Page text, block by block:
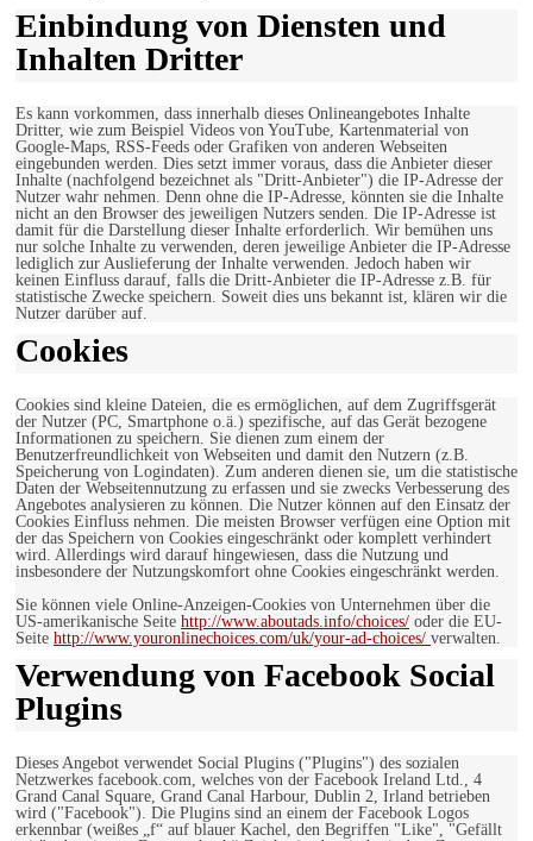
Einbindung von Diensten und
Inhalten Dritter
Es kann vorkommen, dass innerhalb dieses Onlineangebotes Inhalte
Dritter, wie zum Beispiel Videos von YouTube, Kartenmaterial von
Google-Maps, RSS-Feeds oder Grafiken von anderen Webseiten
eingebunden werden. Dies setzt immer voraus, dass die Anbieter dieser
Inhalte (nachfolgend bezeichnet als "Dritt-Anbieter") die IP-Adresse der
Nutzer wahr nehmen. Denn ohne die IP-Adresse, könnten sie die Inhalte
nicht an den Browser des jeweiligen Nutzers senden. Die IP-Adresse ist
damit für die Darstellung dieser Inhalte erforderlich. Wir bemühen uns
nur solche Inhalte zu verwenden, deren jeweilige Anbieter die IP-Adresse
lediglich zur Auslieferung der Inhalte verwenden. Jedoch haben wir
keinen Einfluss darauf, falls die Dritt-Anbieter die IP-Adresse z.B. für
statistische Zwecke speichern. Soweit dies uns bekannt ist, klären wir die
Nutzer darüber auf.
Cookies
Cookies sind kleine Dateien, die es ermöglichen, auf dem Zugriffsgerät
der Nutzer (PC, Smartphone o.ä.) spezifische, auf das Gerät bezogene
Informationen zu speichern. Sie dienen zum einem der
Benutzerfreundlichkeit von Webseiten und damit den Nutzern (z.B.
Speicherung von Logindaten). Zum anderen dienen sie, um die statistische
Daten der Webseitennutzung zu erfassen und sie zwecks Verbesserung des
Angebotes analysieren zu können. Die Nutzer können auf den Einsatz der
Cookies Einfluss nehmen. Die meisten Browser verfügen eine Option mit
der das Speichern von Cookies eingeschränkt oder komplett verhindert
wird. Allerdings wird darauf hingewiesen, dass die Nutzung und
insbesondere der Nutzungskomfort ohne Cookies eingeschränkt werden.
Sie können viele Online-Anzeigen-Cookies von Unternehmen über die
US-amerikanische Seite http://www.aboutads.info/choices/ oder die EU-
Seite http://www.youronlinechoices.com/uk/your-ad-choices/ verwalten.
Verwendung von Facebook Social
Plugins
Dieses Angebot verwendet Social Plugins ("Plugins") des sozialen
Netzwerkes facebook.com, welches von der Facebook Ireland Ltd., 4
Grand Canal Square, Grand Canal Harbour, Dublin 2, Irland betrieben
wird ("Facebook"). Die Plugins sind an einem der Facebook Logos
erkennbar (weißes „f“ auf blauer Kachel, den Begriffen "Like", "Gefällt